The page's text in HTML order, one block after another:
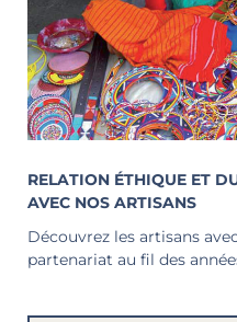
RELATION ÉTHIQUE ET
AVEC NOS ARTISANS
Découvrez les artisans
partenariat au fil des